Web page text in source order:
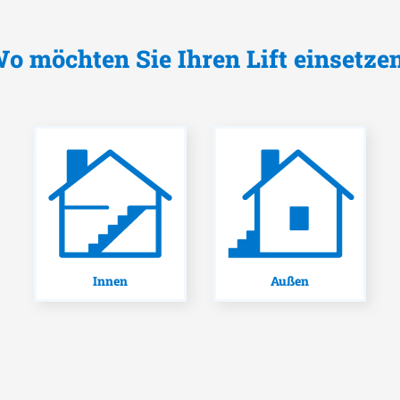
möchten Sie Ihren Lift
Innen Außen